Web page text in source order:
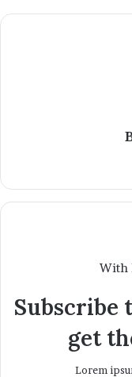
With
Subscribe
get
Lorem